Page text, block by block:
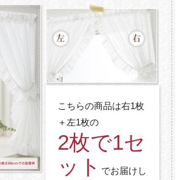
こちらの商品は右1枚
＋左1枚の
2枚で1セ
ット でお届けし